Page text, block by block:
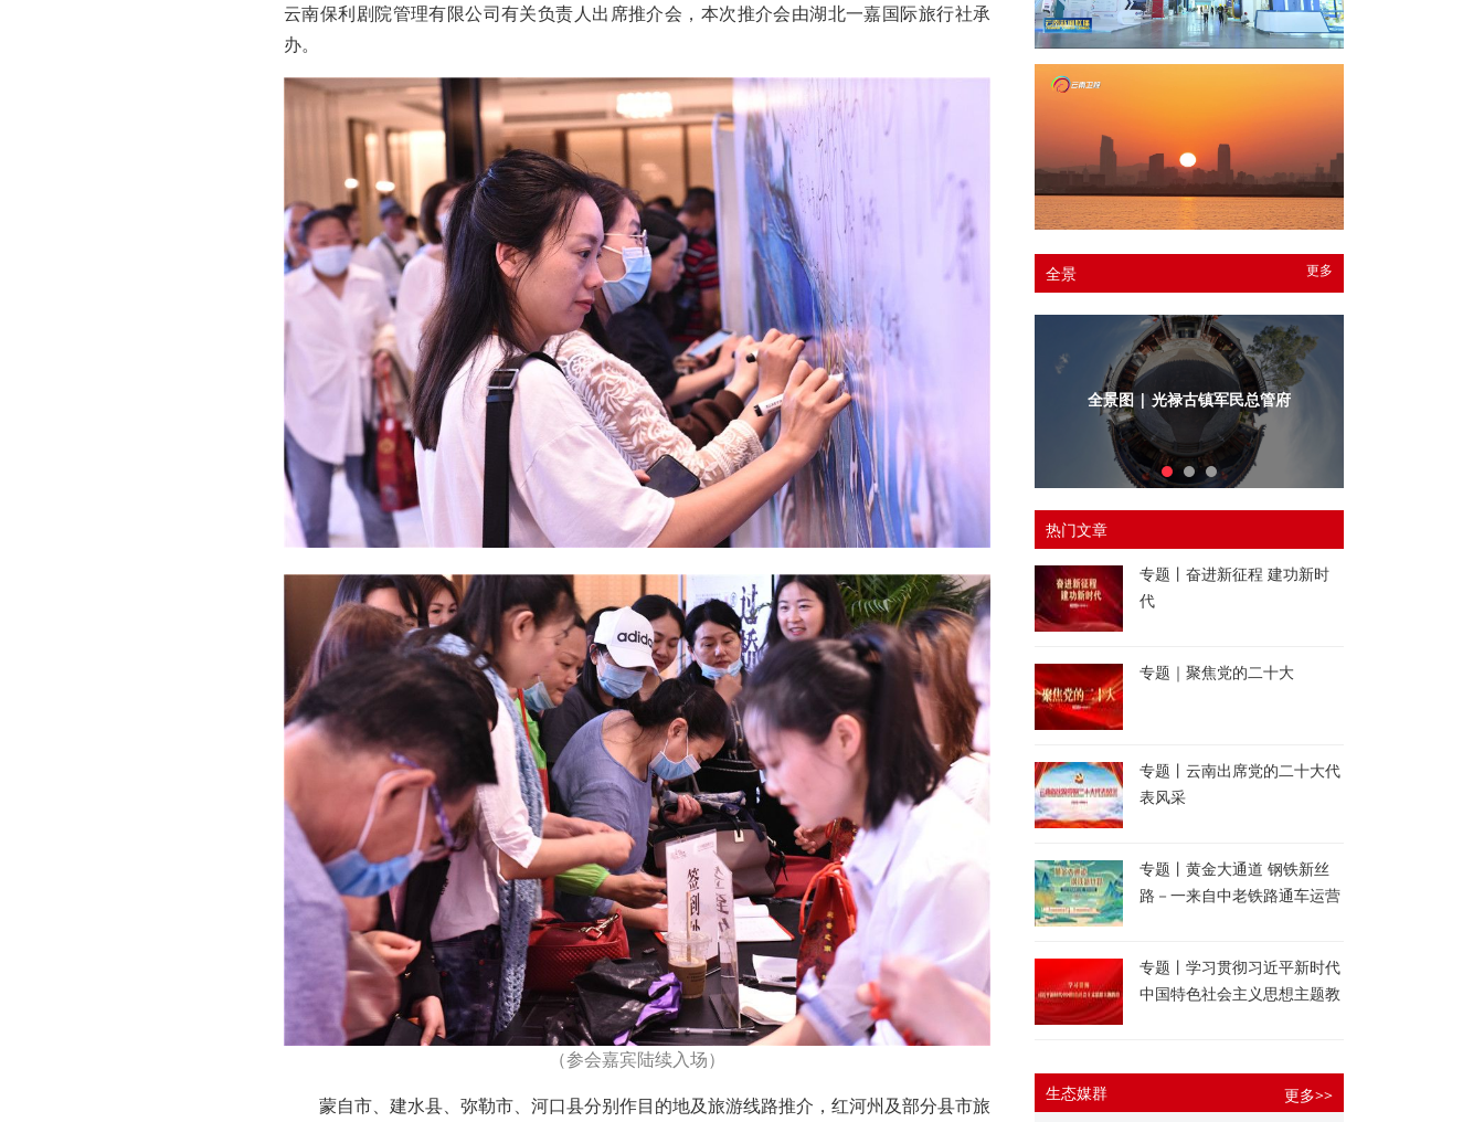
云南保利剧院管理有限公司有关负责人出席推介会， 本次推介会由湖北一嘉国际旅行社承
办。
（参会嘉宾陆续入场）
蒙自市、建水县、弥勒市、河口县分别作目的地及旅游线路推介，红河州及部分县市旅
更多
全景
全景图 | 光禄古镇军民总管府内庭
热门文章
专题丨奋进新征程 建功新时
代
专题｜聚焦党的二十大
专题丨云南出席党的二十大代
表风采
专题丨黄金大通道 钢铁新丝
路－一来自中老铁路通车运营
专题丨学习贯彻习近平新时代
中国特色社会主义思想主题教
生态媒群 更多>>